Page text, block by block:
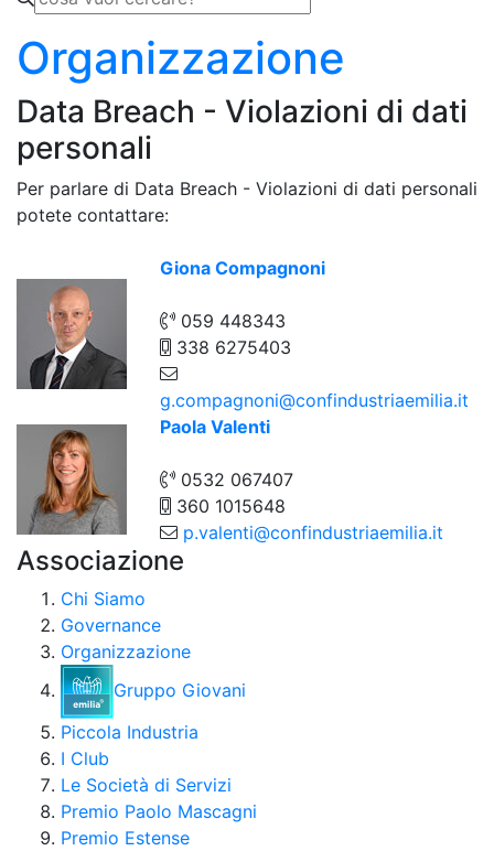
Organizzazione
Data Breach - Violazioni di dati
personali
Per parlare di Data Breach - Violazioni di dati personali
potete contattare:
Giona Compagnoni
059 448343
338 6275403
g.compagnoni@confindustriaemilia.it
Paola Valenti
0532 067407
360 1015648
p.valenti@confindustriaemilia.it
Associazione
Chi Siamo
Governance
Organizzazione
Gruppo Giovani
Piccola Industria
I Club
Le Società di Servizi
Premio Paolo Mascagni
Premio Estense